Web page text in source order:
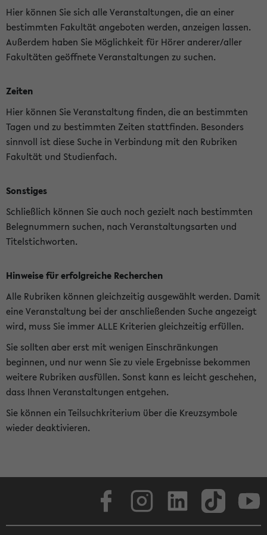
Hier können Sie sich alle Veranstaltungen, die an einer
bestimmten Fakultät angeboten werden, anzeigen lassen.
Außerdem haben Sie Möglichkeit für Hörer anderer/aller
Fakultäten geöffnete Veranstaltungen zu suchen.
Zeiten
Hier können Sie Veranstaltung finden, die an bestimmten
Tagen und zu bestimmten Zeiten stattfinden. Besonders
sinnvoll ist diese Suche in Verbindung mit den Rubriken
Fakultät und Studienfach.
Sonstiges
Schließlich können Sie auch noch gezielt nach bestimmten
Belegnummern suchen, nach Veranstaltungsarten und
Titelstichworten.
Hinweise für erfolgreiche Recherchen
Alle Rubriken können gleichzeitig ausgewählt werden. Damit
eine Veranstaltung bei der anschließenden Suche angezeigt
wird, muss Sie immer ALLE Kriterien gleichzeitig erfüllen.
Sie sollten aber erst mit wenigen Einschränkungen
beginnen, und nur wenn Sie zu viele Ergebnisse bekommen
weitere Rubriken ausfüllen. Sonst kann es leicht geschehen,
dass Ihnen Veranstaltungen entgehen.
Sie können ein Teilsuchkriterium über die Kreuzsymbole
wieder deaktivieren.